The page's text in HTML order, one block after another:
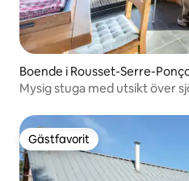
Boende i Rousset-Serre-
Mysig stuga med utsikt över
Gästfavorit
Gästfavorit